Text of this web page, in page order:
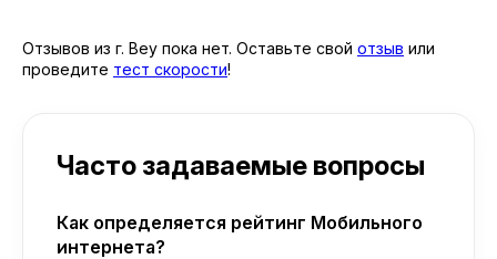
Отзывов из г. Bey пока нет. Оставьте свой отзыв или
проведите тест скорости!
Часто задаваемые вопросы
Как определяется рейтинг Мобильного
интернета?